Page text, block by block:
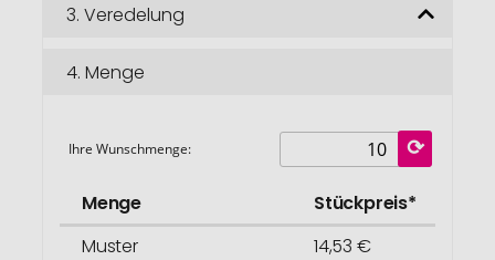
3. Veredelung
4. Menge
Ihre Wunschmenge:
Menge
Stückpreis*
Muster
14,53 €